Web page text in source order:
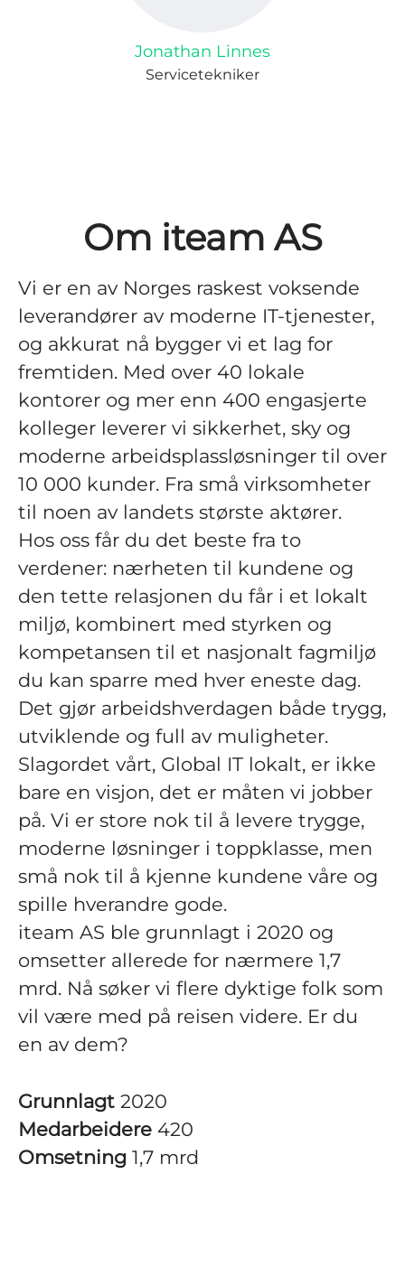
Jonathan Linnes
Servicetekniker
Om iteam AS
Vi er en av Norges raskest voksende
leverandører av moderne IT-tjenester,
og akkurat nå bygger vi et lag for
fremtiden. Med over 40 lokale
kontorer og mer enn 400 engasjerte
kolleger leverer vi sikkerhet, sky og
moderne arbeidsplassløsninger til over
10 000 kunder. Fra små virksomheter
til noen av landets største aktører.
Hos oss får du det beste fra to
verdener: nærheten til kundene og
den tette relasjonen du får i et lokalt
miljø, kombinert med styrken og
kompetansen til et nasjonalt fagmiljø
du kan sparre med hver eneste dag.
Det gjør arbeidshverdagen både trygg,
utviklende og full av muligheter.
Slagordet vårt, Global IT lokalt, er ikke
bare en visjon, det er måten vi jobber
på. Vi er store nok til å levere trygge,
moderne løsninger i toppklasse, men
små nok til å kjenne kundene våre og
spille hverandre gode.
iteam AS ble grunnlagt i 2020 og
omsetter allerede for nærmere 1,7
mrd. Nå søker vi flere dyktige folk som
vil være med på reisen videre. Er du
en av dem?
Grunnlagt 2020
Medarbeidere 420
Omsetning 1,7 mrd